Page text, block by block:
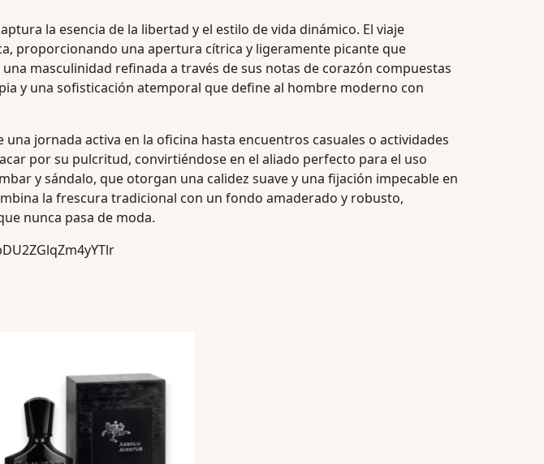
la esencia de la libertad y el estilo de vida dinámico. El viaje
proporcionando una apertura cítrica y ligeramente picante que
masculinidad refinada a través de sus notas de corazón compuestas
y una sofisticación atemporal que define al hombre moderno con
jornada activa en la oficina hasta encuentros casuales o actividades
por su pulcritud, convirtiéndose en el aliado perfecto para el uso
y sándalo, que otorgan una calidez suave y una fijación impecable en
la frescura tradicional con un fondo amaderado y robusto,
nunca pasa de moda.